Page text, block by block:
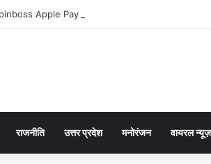
Apple Pay dla graczy na iPhone
राजनीति उत्तर प्रदेश मनोरंजन वायरल न्यूज़